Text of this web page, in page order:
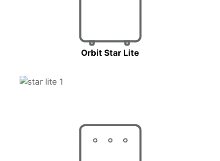
Orbit Star Lite